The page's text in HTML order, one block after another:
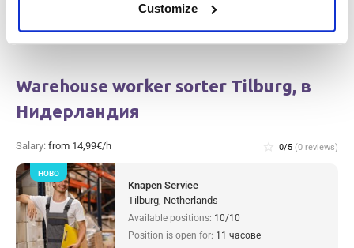
Customize
Warehouse worker sorter Tilburg, в
Нидерландия
Salary: from 14,99€/h star_border 0/5 (0 reviews)
Knapen Service
Tilburg, Netherlands
Available positions: 10/10
Position is open for: 11 часове
НОВО